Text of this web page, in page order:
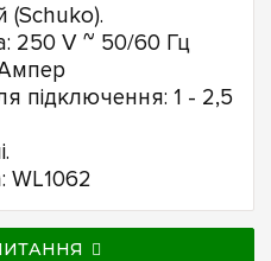
(Schuko).
250 V ~ 50/60 Гц
Ампер
підключення: 1 - 2,5
WL1062